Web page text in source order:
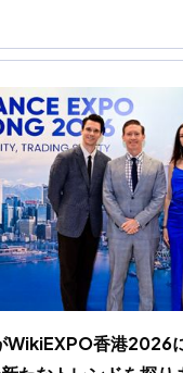
香港2026